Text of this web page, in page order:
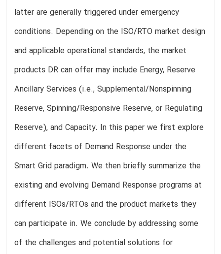
latter are generally triggered under emergency
conditions. Depending on the ISO/RTO market design
and applicable operational standards, the market
products DR can offer may include Energy, Reserve
Ancillary Services (i.e., Supplemental/Nonspinning
Reserve, Spinning/Responsive Reserve, or Regulating
Reserve), and Capacity. In this paper we first explore
different facets of Demand Response under the
Smart Grid paradigm. We then briefly summarize the
existing and evolving Demand Response programs at
different ISOs/RTOs and the product markets they
can participate in. We conclude by addressing some
of the challenges and potential solutions for